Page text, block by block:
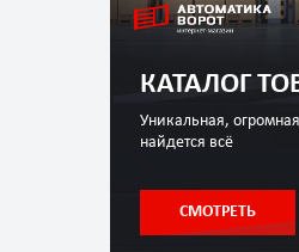
КАТАЛОГ
Уникальная,
найдется всё
СМОТРЕТЬ